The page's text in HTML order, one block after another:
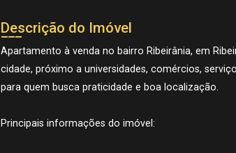
Descrição do Imóvel
Apartamento à venda no bairro Ribeirânia, em
cidade, próximo a universidades, comércios,
para quem busca praticidade e boa localização.
Principais informações do imóvel: